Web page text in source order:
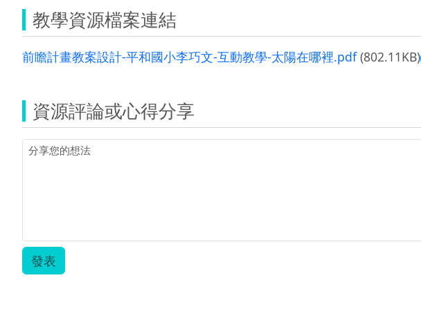
教學資源檔案連結
前瞻計畫教案設計-平和國小李巧文-互動教學-太陽在哪裡.pdf(802.11KB)
資源評論或心得分享
發表